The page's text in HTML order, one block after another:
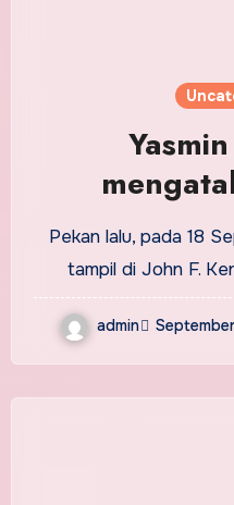
kelompok
Pekan lalu, pada 18 September, Yasmin Williams
tampil di John F.
admin